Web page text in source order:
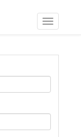
Toggle